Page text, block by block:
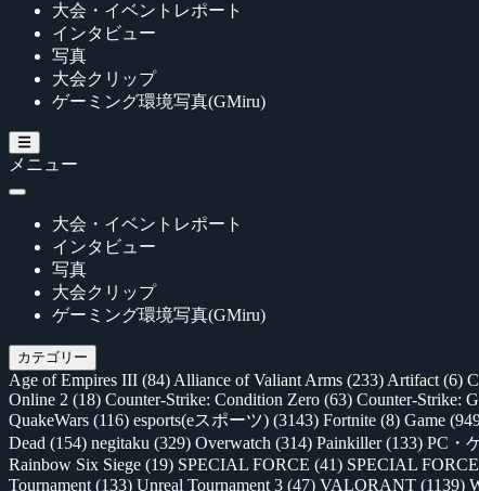
大会・イベントレポート
インタビュー
写真
大会クリップ
ゲーミング環境写真(GMiru)
メニュー
大会・イベントレポート
インタビュー
写真
大会クリップ
ゲーミング環境写真(GMiru)
カテゴリー
Age of Empires III (84) Alliance of Valiant Arms (233) Artifact (6)
Online 2 (18) Counter-Strike: Condition Zero (63) Counter-Strike:
QuakeWars (116) esports(eスポーツ) (3143) Fortnite (8) Game
Dead (154) negitaku (329) Overwatch (314) Painkiller(133) PC・
Rainbow Six Siege (19) SPECIAL FORCE (41) SPECIAL
Tournament (133) Unreal Tournament 3 (47) VALORANT (1139)